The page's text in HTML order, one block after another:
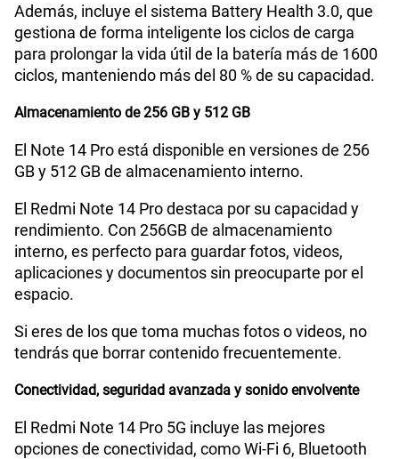
Además, incluye el sistema Battery Health 3.0, que
gestiona de forma inteligente los ciclos de carga
para prolongar la vida útil de la batería más de 1600
ciclos, manteniendo más del 80 % de su capacidad.
Almacenamiento de 256 GB y 512 GB
El Note 14 Pro está disponible en versiones de 256
GB y 512 GB de almacenamiento interno.
El Redmi Note 14 Pro destaca por su capacidad y
rendimiento. Con 256GB de almacenamiento
interno, es perfecto para guardar fotos, videos,
aplicaciones y documentos sin preocuparte por el
espacio.
Si eres de los que toma muchas fotos o videos, no
tendrás que borrar contenido frecuentemente.
Conectividad, seguridad avanzada y sonido envolvente
El Redmi Note 14 Pro 5G incluye las mejores
opciones de conectividad, como Wi-Fi 6, Bluetooth